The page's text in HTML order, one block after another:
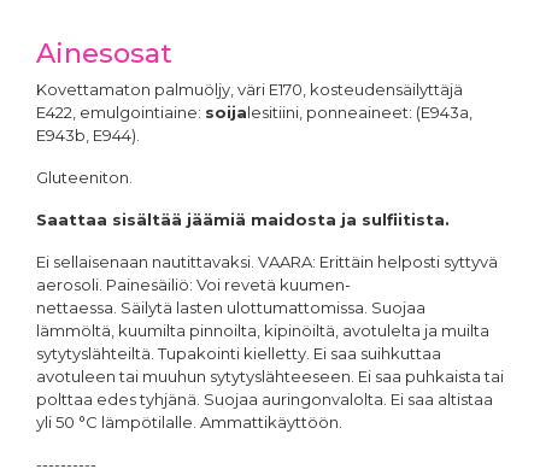
Ainesosat
Kovettamaton palmuöljy, väri E170, kosteudensäilyttäjä
E422, emulgointiaine: soijalesitiini, ponneaineet: (E943a,
E943b, E944).
Gluteeniton.
Saattaa sisältää jäämiä maidosta ja sulfiitista.
Ei sellaisenaan nautittavaksi. VAARA: Erittäin helposti syttyvä
aerosoli. Painesäiliö: Voi revetä kuumen-
nettaessa. Säilytä lasten ulottumattomissa. Suojaa
lämmöltä, kuumilta pinnoilta, kipinöiltä, avotulelta ja muilta
sytytyslähteiltä. Tupakointi kielletty. Ei saa suihkuttaa
avotuleen tai muuhun sytytyslähteeseen. Ei saa puhkaista tai
polttaa edes tyhjänä. Suojaa auringonvalolta. Ei saa altistaa
yli 50 °C lämpötilalle. Ammattikäyttöön.
----------